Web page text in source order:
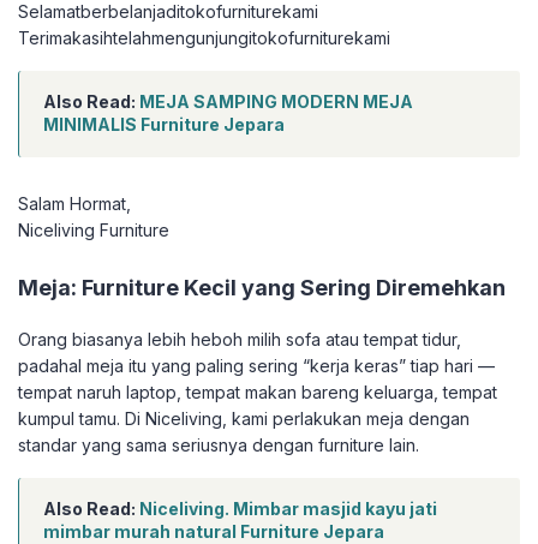
Selamatberbelanjaditokofurniturekami
Terimakasihtelahmengunjungitokofurniturekami
Also Read: MEJA SAMPING MODERN MEJA
MINIMALIS Furniture Jepara
Salam Hormat,
Niceliving Furniture
Meja: Furniture Kecil yang Sering Diremehkan
Orang biasanya lebih heboh milih sofa atau tempat tidur,
padahal meja itu yang paling sering “kerja keras” tiap hari —
tempat naruh laptop, tempat makan bareng keluarga, tempat
kumpul tamu. Di Niceliving, kami perlakukan meja dengan
standar yang sama seriusnya dengan furniture lain.
Also Read: Niceliving. Mimbar masjid kayu jati
mimbar murah natural Furniture Jepara